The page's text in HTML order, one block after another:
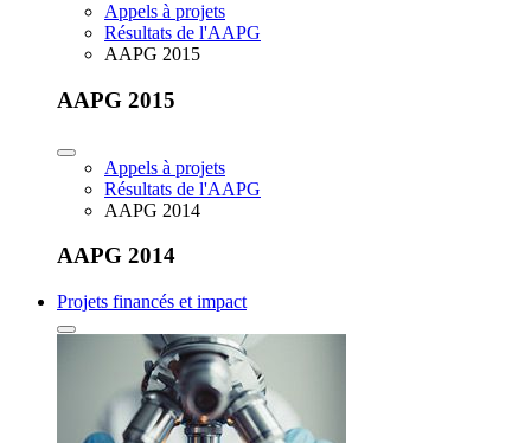
Appels à projets
Résultats de l'AAPG
AAPG 2015
AAPG 2015
Appels à projets
Résultats de l'AAPG
AAPG 2014
AAPG 2014
Projets financés et impact